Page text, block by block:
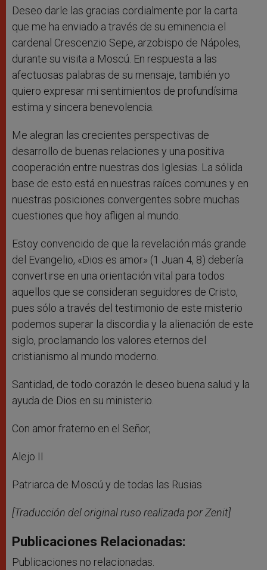
Deseo darle las gracias cordialmente por la carta
que me ha enviado a través de su eminencia el
cardenal Crescenzio Sepe, arzobispo de Nápoles,
durante su visita a Moscú. En respuesta a las
afectuosas palabras de su mensaje, también yo
quiero expresar mi sentimientos de profundísima
estima y sincera benevolencia.
Me alegran las crecientes perspectivas de
desarrollo de buenas relaciones y una positiva
cooperación entre nuestras dos Iglesias. La sólida
base de esto está en nuestras raíces comunes y en
nuestras posiciones convergentes sobre muchas
cuestiones que hoy afligen al mundo.
Estoy convencido de que la revelación más grande
del Evangelio, «Dios es amor» (1 Juan 4, 8) debería
convertirse en una orientación vital para todos
aquellos que se consideran seguidores de Cristo,
pues sólo a través del testimonio de este misterio
podemos superar la discordia y la alienación de este
siglo, proclamando los valores eternos del
cristianismo al mundo moderno.
Santidad, de todo corazón le deseo buena salud y la
ayuda de Dios en su ministerio.
Con amor fraterno en el Señor,
Alejo II
Patriarca de Moscú y de todas las Rusias
[Traducción del original ruso realizada por Zenit]
Publicaciones Relacionadas:
Publicaciones no relacionadas.